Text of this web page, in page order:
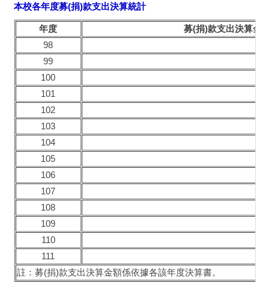
本校各年度募(捐)款支出決算統計
年度
募(捐)款支出決算金
98
99
100
101
102
103
104
105
106
107
108
109
110
111
註：募(捐)款支出決算金額係依據各該年度決算書。